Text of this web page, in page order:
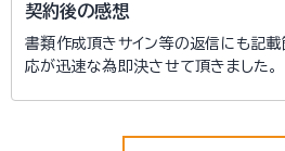
契約後の感想
書類作成頂きサイン等の返信にも記
応が迅速な為即決させて頂きました。